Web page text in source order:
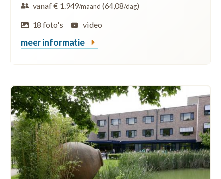
vanaf € 1.949/maand (64,08/dag)
18 foto's
video
meer informatie